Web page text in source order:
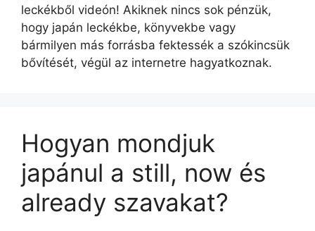
leckékből videón! Akiknek nincs sok pénzük,
hogy japán leckékbe, könyvekbe vagy
bármilyen más forrásba fektessék a szókincsük
bővítését, végül az internetre hagyatkoznak.
Hogyan mondjuk
japánul a still, now és
already szavakat?